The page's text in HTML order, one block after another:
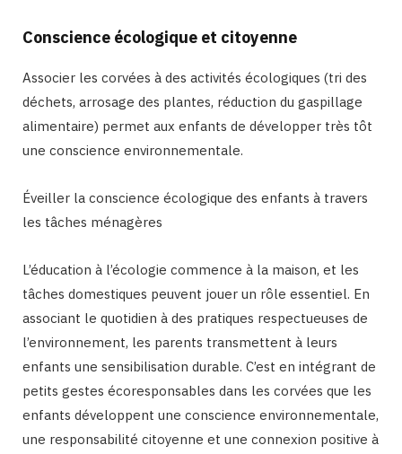
Conscience écologique et citoyenne
Associer les corvées à des activités écologiques (tri des
déchets, arrosage des plantes, réduction du gaspillage
alimentaire) permet aux enfants de développer très tôt
une conscience environnementale.
Éveiller la conscience écologique des enfants à travers
les tâches ménagères
L’éducation à l’écologie commence à la maison, et les
tâches domestiques peuvent jouer un rôle essentiel. En
associant le quotidien à des pratiques respectueuses de
l’environnement, les parents transmettent à leurs
enfants une sensibilisation durable. C’est en intégrant de
petits gestes écoresponsables dans les corvées que les
enfants développent une conscience environnementale,
une responsabilité citoyenne et une connexion positive à